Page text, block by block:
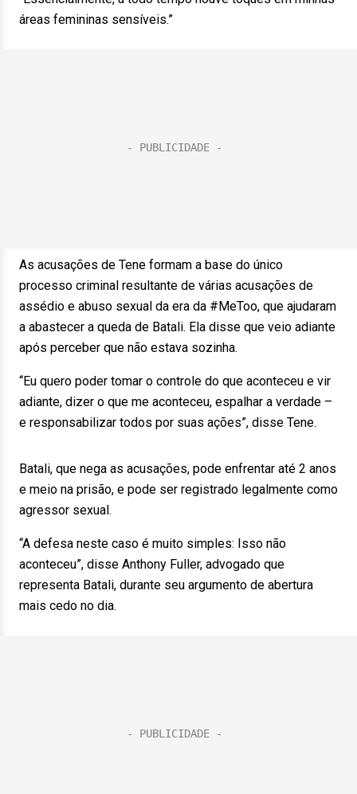
áreas femininas sensíveis.”
As acusações de Tene formam a base do único
processo criminal resultante de várias acusações de
assédio e abuso sexual da era da #MeToo, que ajudaram
a abastecer a queda de Batali. Ela disse que veio adiante
após perceber que não estava sozinha.
“Eu quero poder tomar o controle do que aconteceu e vir
adiante, dizer o que me aconteceu, espalhar a verdade –
e responsabilizar todos por suas ações”, disse Tene.
Batali, que nega as acusações, pode enfrentar até 2 anos
e meio na prisão, e pode ser registrado legalmente como
agressor sexual.
“A defesa neste caso é muito simples: Isso não
aconteceu”, disse Anthony Fuller, advogado que
representa Batali, durante seu argumento de abertura
mais cedo no dia.